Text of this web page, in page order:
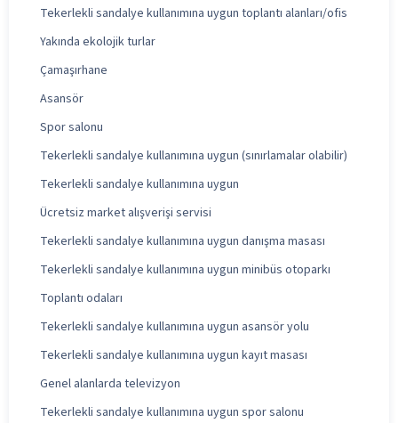
Tekerlekli sandalye kullanımına uygun toplantı alanları/ofis
Yakında ekolojik turlar
Çamaşırhane
Asansör
Spor salonu
Tekerlekli sandalye kullanımına uygun (sınırlamalar olabilir)
Tekerlekli sandalye kullanımına uygun
Ücretsiz market alışverişi servisi
Tekerlekli sandalye kullanımına uygun danışma masası
Tekerlekli sandalye kullanımına uygun minibüs otoparkı
Toplantı odaları
Tekerlekli sandalye kullanımına uygun asansör yolu
Tekerlekli sandalye kullanımına uygun kayıt masası
Genel alanlarda televizyon
Tekerlekli sandalye kullanımına uygun spor salonu